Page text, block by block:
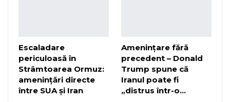
Escaladare
periculoasă în
Strâmtoarea Ormuz:
amenințări directe
între SUA și Iran
Amenințare fără
precedent – Donald
Trump spune că
Iranul poate fi
„distrus într-o…